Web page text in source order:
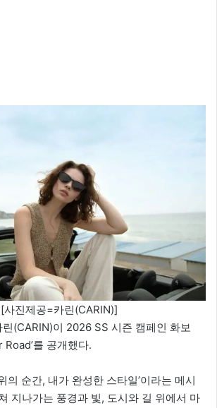
[사진제공=카린(CARIN)]
(CARIN)이 2026 SS 시즌 캠페인 화보
를 공개했다.
의 순간, 내가 완성한 스타일’이라는 메시
지나가는 풍경과 빛, 도시와 길 위에서 마